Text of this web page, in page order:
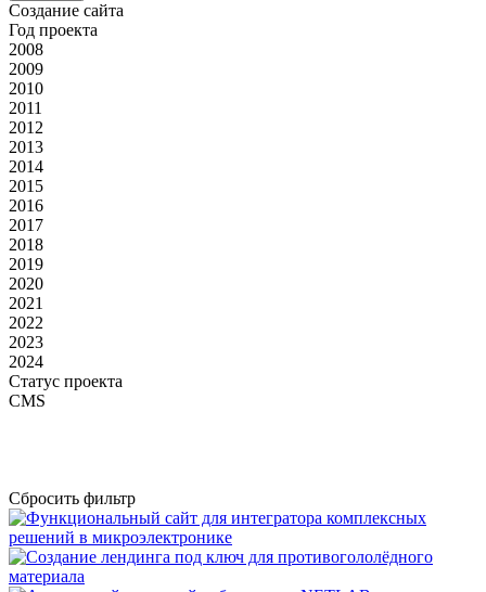
Создание сайта
Год проекта
2008
2009
2010
2011
2012
2013
2014
2015
2016
2017
2018
2019
2020
2021
2022
2023
2024
Статус проекта
CMS
Сбросить фильтр